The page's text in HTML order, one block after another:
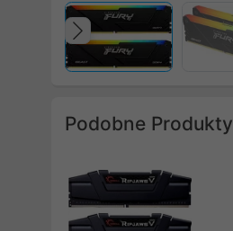
Poprzedni
Podobne Produkty